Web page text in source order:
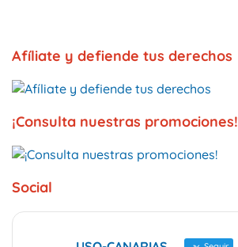
Afíliate y defiende tus derechos
¡Consulta nuestras promociones!
Social